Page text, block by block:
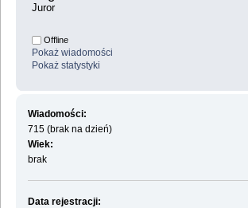
Juror
Offline
Pokaż wiadomości
Pokaż statystyki
Wiadomości:
715 (brak na dzień)
Wiek:
brak
Data rejestracji: